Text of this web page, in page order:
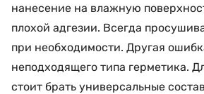
нанесение на влажную
плохой адгезии. Всегда
при необходимости. Другая
неподходящего типа герметика.
стоит брать универсальные